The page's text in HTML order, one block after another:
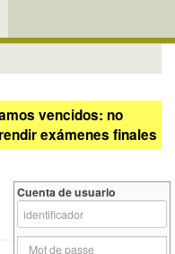
vencidos: no
exámenes finales
Cuenta de usuario